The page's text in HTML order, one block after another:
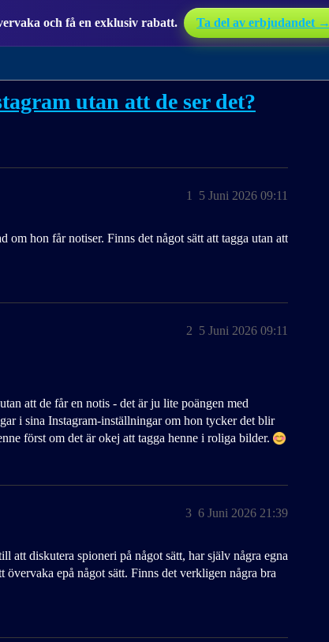
och få en exklusiv rabatt. Ta del av erbjudandet →
utan att de ser det?
5 Juni 2026 09:11
1
hon får notiser. Finns det något sätt att tagga utan att
5 Juni 2026 09:11
2
att de får en notis - det är ju lite poängen med
i sina Instagram-inställningar om hon tycker det blir
först om det är okej att tagga henne i roliga bilder.
6 Juni 2026 21:39
3
att diskutera spioneri på något sätt, har själv några egna
epå något sätt. Finns det verkligen några bra